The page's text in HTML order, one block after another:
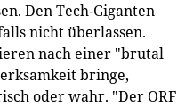
Den Tech-Giganten
nicht überlassen.
nach einer "brutal
bringe,
oder wahr. "Der ORF